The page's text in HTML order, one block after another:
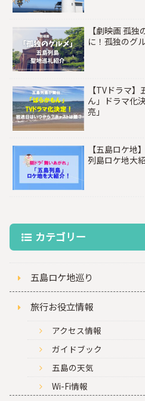
【劇映画 孤
に！孤独のグ
【TVドラマ
ん」ドラマ化
亮」
【五島ロケ地
列島ロケ地大
カテゴリー
五島ロケ地巡り
旅行お役立情報
アクセス情報
ガイドブック
五島の天気
Wi-Fi情報